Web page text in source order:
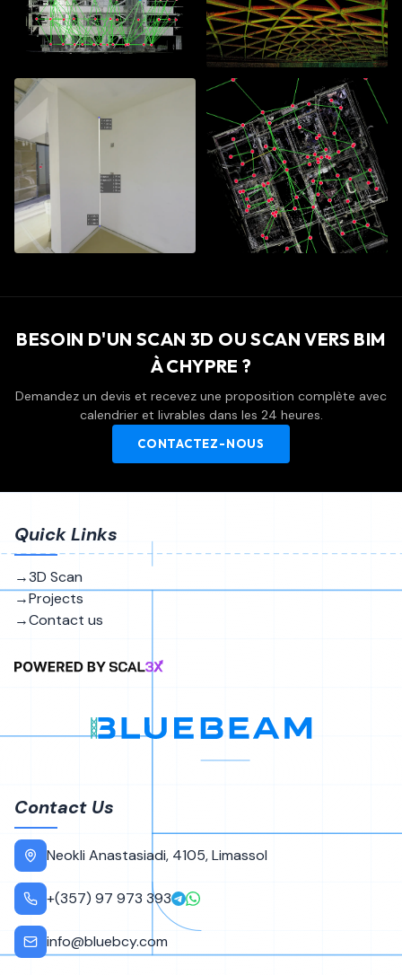
BESOIN D'UN SCAN 3D OU SCAN VERS BIM
À CHYPRE ?
Demandez un devis et recevez une proposition complète avec
calendrier et livrables dans les 24 heures.
CONTACTEZ-NOUS
Quick Links
→3D Scan
→Projects
→Contact us
Contact Us
Neokli Anastasiadi, 4105, Limassol
+(357) 97 973 393
info@bluebcy.com